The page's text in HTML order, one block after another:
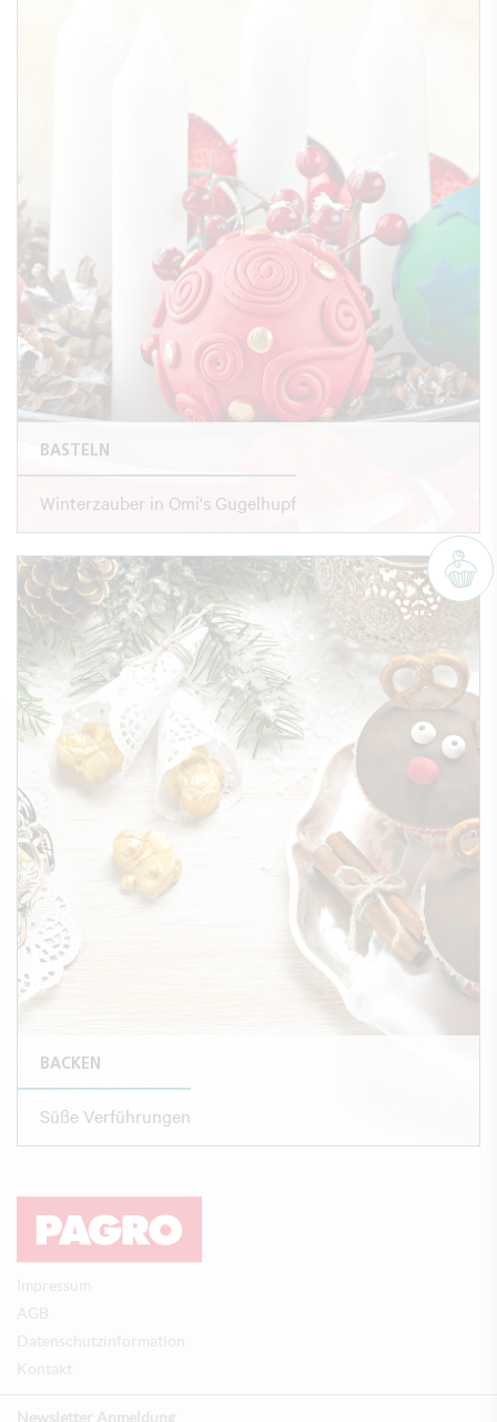
BASTELN
Winterzauber in Omi's Gugelhupf
BACKEN
Süße Verführungen
Impressum
AGB
Datenschutzinformation
Kontakt
Newsletter Anmeldung